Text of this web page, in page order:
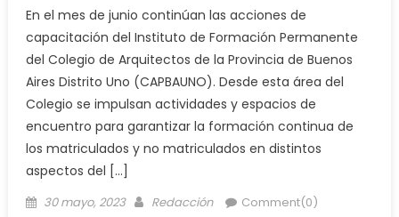
En el mes de junio continúan las acciones de
capacitación del Instituto de Formación Permanente
del Colegio de Arquitectos de la Provincia de Buenos
Aires Distrito Uno (CAPBAUNO). Desde esta área del
Colegio se impulsan actividades y espacios de
encuentro para garantizar la formación continua de
los matriculados y no matriculados en distintos
aspectos del […]
30 mayo, 2023 Redacción Comment(0)